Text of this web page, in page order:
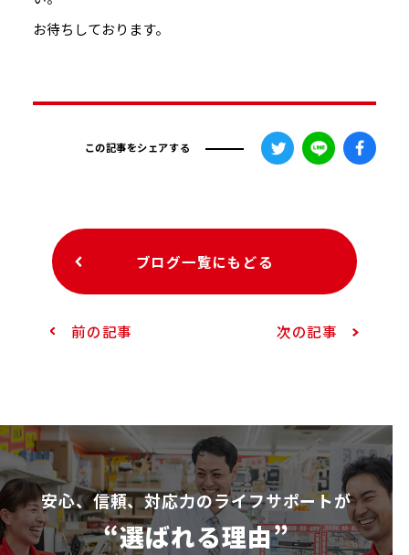
お待ちしております。
この記事をシェアする
前の記事
ブログ一覧にもどる
次の記事
安⼼、信頼、対応⼒のライフサポートが
“選ばれる理由”